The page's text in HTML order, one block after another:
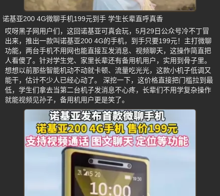
诺基亚200 4G微聊手机199元到手 学生长辈直呼真香
哎呀黑子网用户们，这回诺基亚可真会玩，5月29日公众号冷不丁冒
出来，推出一款叫诺基亚200 4G的手机，到手只要199元！主打微聊
功能，两台手机不用网也能直接互发消息、视频聊天，这操作简直把
人看傻了。针对学生党、家里长辈还有备用机用户，实用到骨子里。
想想以前那些智能机动不动就卡顿、流量吃光光，这款小机子低调又
能干，估计不少人已经心动了。 深挖一下，这价格直接把门槛拉到最
低，学生们拿去当第二台机子发消息不心疼，长辈们不用学复杂操作
就能视频见孙子，备用机用户更是笑了。